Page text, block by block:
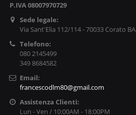
P.IVA 08007970729
Sede legale:
Via Sant'Elia 112/114 - 70033 Corato BA
Telefono:
080 2145499
349 8684582
Email:
francescodlm80@gmail.com
Assistenza Clienti:
Lun - Ven / 10:00AM - 18:00PM